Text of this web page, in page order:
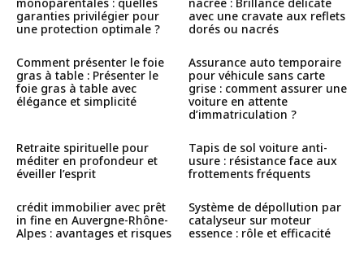
garanties privilégier pour
une protection optimale ?
avec une cravate aux reflets
dorés ou nacrés
Comment présenter le foie
gras à table : Présenter le
foie gras à table avec
élégance et simplicité
Assurance auto temporaire
pour véhicule sans carte
grise : comment assurer une
voiture en attente
d’immatriculation ?
Retraite spirituelle pour
méditer en profondeur et
éveiller l’esprit
Tapis de sol voiture anti-
usure : résistance face aux
frottements fréquents
crédit immobilier avec prêt
in fine en Auvergne-Rhône-
Alpes : avantages et risques
Système de dépollution par
catalyseur sur moteur
essence : rôle et efficacité